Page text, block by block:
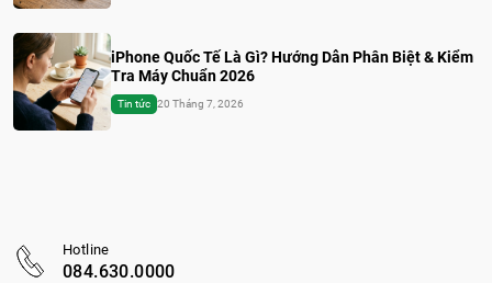
iPhone Quốc Tế Là Gì? Hướng Dẫn Phân Biệt & Kiểm
Tra Máy Chuẩn 2026
Tin tức 20 Tháng 7, 2026
Hotline
084.630.0000